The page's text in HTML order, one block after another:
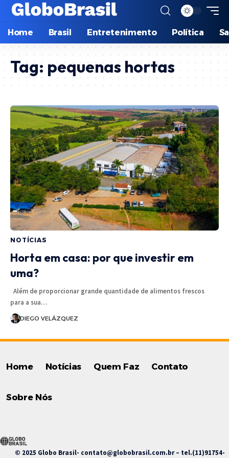
Home Brasil Entretenimento Política
Tag: pequenas hortas
NOTÍCIAS
Horta em casa: por que investir em
uma?
Além de proporcionar grande quantidade de alimentos frescos
para a sua…
DIEGO VELÁZQUEZ
Home Notícias Quem Faz Contato
Sobre Nós
© 2025 Globo Brasil- contato@globobrasil.com.br– tel.(11)91754-